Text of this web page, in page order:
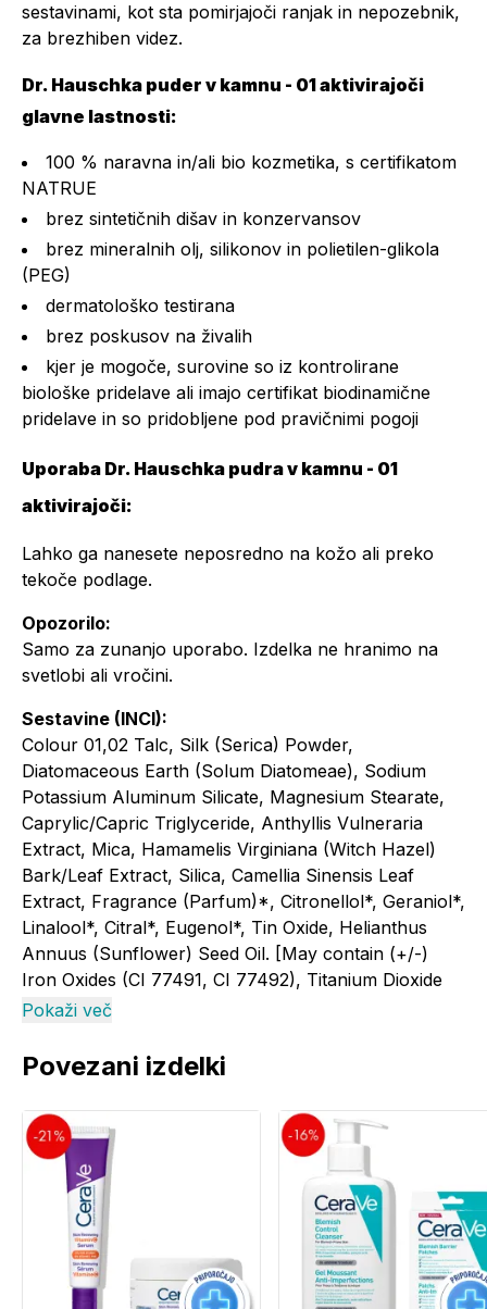
sestavinami, kot sta pomirjajoči ranjak in nepozebnik,
za brezhiben videz.
Dr. Hauschka puder v kamnu - 01 aktivirajoči
glavne lastnosti:
100 % naravna in/ali bio kozmetika, s certifikatom
NATRUE
brez sintetičnih dišav in konzervansov
brez mineralnih olj, silikonov in polietilen-glikola
(PEG)
dermatološko testirana
brez poskusov na živalih
kjer je mogoče, surovine so iz kontrolirane
biološke pridelave ali imajo certifikat biodinamične
pridelave in so pridobljene pod pravičnimi pogoji
Uporaba Dr. Hauschka pudra v kamnu - 01
aktivirajoči:
Lahko ga nanesete neposredno na kožo ali preko
tekoče podlage.
Opozorilo:
Samo za zunanjo uporabo. Izdelka ne hranimo na
svetlobi ali vročini.
Sestavine (INCI):
Colour 01,02 Talc, Silk (Serica) Powder,
Diatomaceous Earth (Solum Diatomeae), Sodium
Potassium Aluminum Silicate, Magnesium Stearate,
Caprylic/Capric Triglyceride, Anthyllis Vulneraria
Extract, Mica, Hamamelis Virginiana (Witch Hazel)
Bark/Leaf Extract, Silica, Camellia Sinensis Leaf
Extract, Fragrance (Parfum)*, Citronellol*, Geraniol*,
Linalool*, Citral*, Eugenol*, Tin Oxide, Helianthus
Annuus (Sunflower) Seed Oil. [May contain (+/-)
Iron Oxides (CI 77491, CI 77492), Titanium Dioxide
(CI 77891),
Ljubljani, Slovenija, e-mail: info@bogart.si
Proizvajalec:
WALA HeilmiƩel GmbH,Dorfstraße
,73087 Bad Boll/Eckwälden, Germany, tel: 49 7164
9300, e-mail: info@wala.de
Pokaži več
Povezani izdelki